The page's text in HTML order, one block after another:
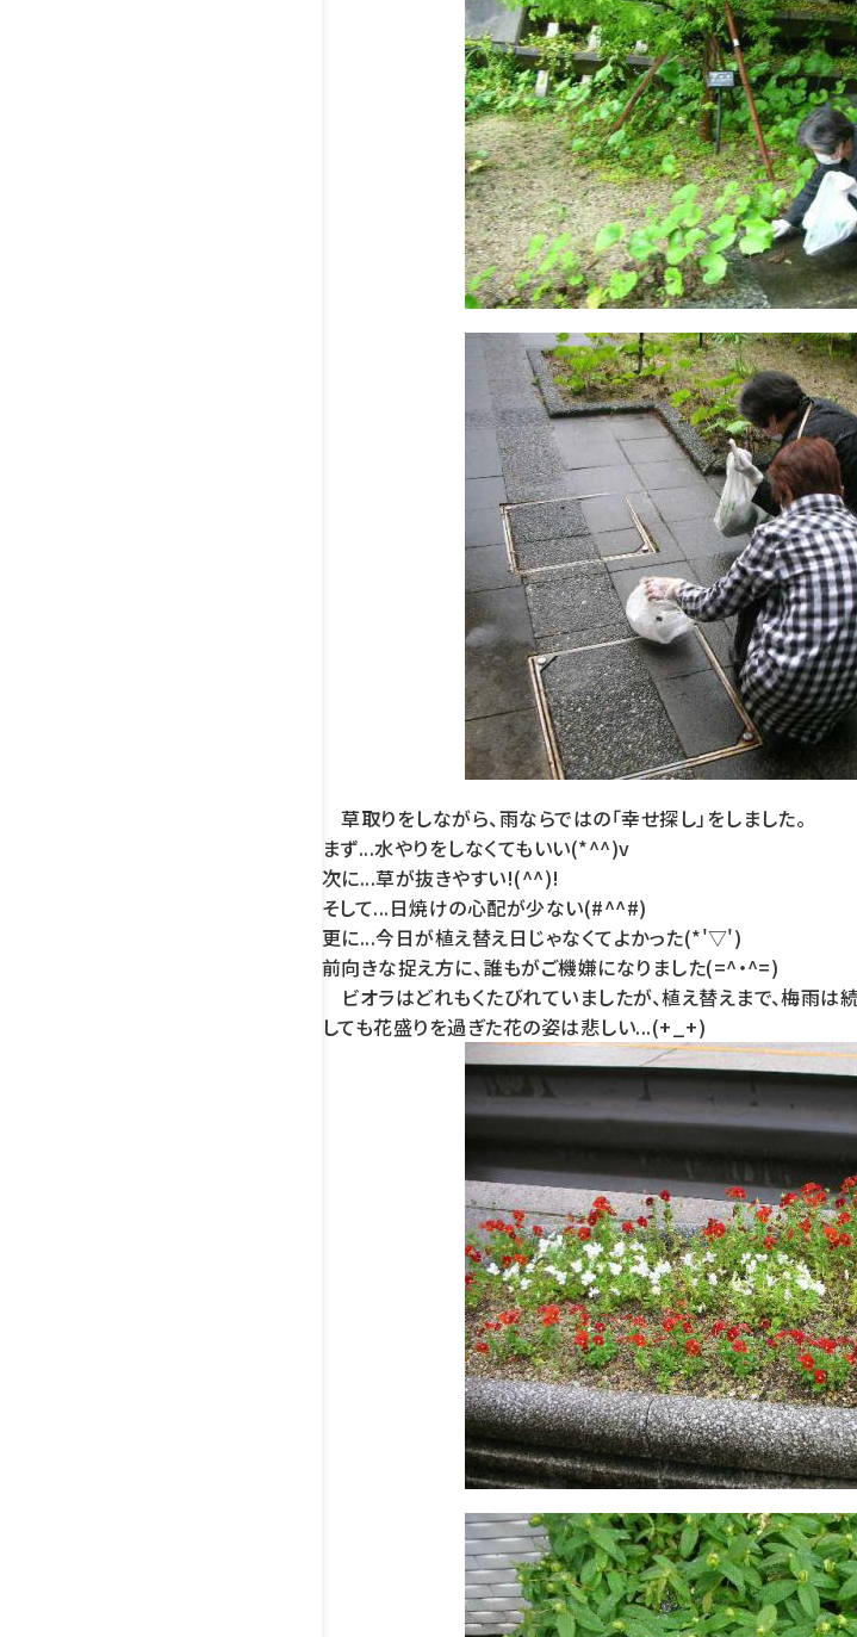
草取りをしながら、雨ならではの「幸せ探し」をしました。
まず...水やりをしなくてもいい(*^^)v
次に...草が抜きやすい!(^^)!
そして...日焼けの心配が少ない(#^^#)
更に...今日が植え替え日じゃなくてよかった(*'▽')
前向きな捉え方に、誰もがご機嫌になりました(=^・^=)
ビオラはどれもくたびれていましたが、植え替えまで、梅雨は
しても花盛りを過ぎた花の姿は悲しい...(+_+)